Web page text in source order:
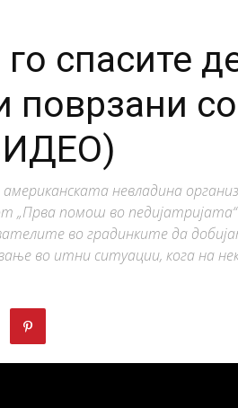
спасите
поврзани
невладина
„Прва помош во
во градинките да
во итни ситуации, кога на